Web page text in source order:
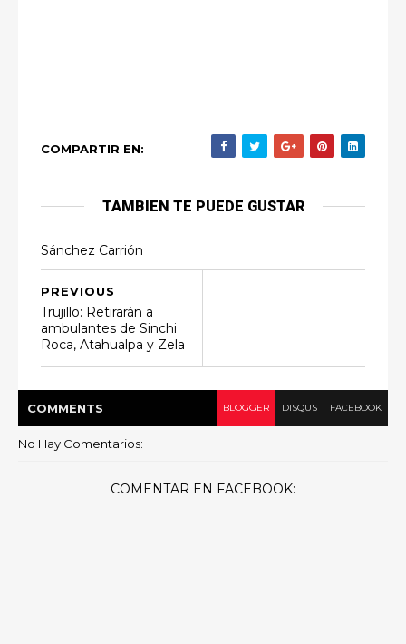
COMPARTIR EN:
TAMBIEN TE PUEDE GUSTAR
Sánchez Carrión
PREVIOUS
Trujillo: Retirarán a
ambulantes de Sinchi
Roca, Atahualpa y Zela
COMMENTS BLOGGER DISQUS FACEBOOK
No Hay Comentarios:
COMENTAR EN FACEBOOK: